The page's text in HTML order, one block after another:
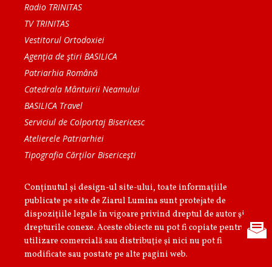
Radio TRINITAS
TV TRINITAS
Vestitorul Ortodoxiei
Agenţia de ştiri BASILICA
Patriarhia Română
Catedrala Mântuirii Neamului
BASILICA Travel
Serviciul de Colportaj Bisericesc
Atelierele Patriarhiei
Tipografia Cărţilor Bisericeşti
Conținutul și design-ul site-ului, toate informaţiile
publicate pe site de Ziarul Lumina sunt protejate de
dispoziţiile legale în vigoare privind dreptul de autor şi
drepturile conexe. Aceste obiecte nu pot fi copiate pentru
utilizare comercială sau distribuţie şi nici nu pot fi
modificate sau postate pe alte pagini web.